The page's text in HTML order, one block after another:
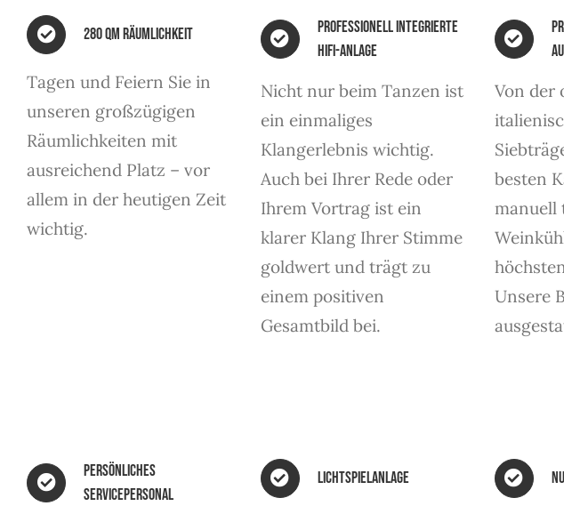
280 qm Räumlichkeit
Tagen und Feiern Sie in
unseren großzügigen
Räumlichkeiten mit
ausreichend Platz – vor
allem in der heutigen Zeit
wichtig.
Professionell integrierte
HiFi-Anlage
Nicht nur beim Tanzen ist
ein einmaliges
Klangerlebnis wichtig.
Auch bei Ihrer Rede oder
Ihrem Vortrag ist ein
klarer Klang Ihrer Stimme
goldwert und trägt zu
einem positiven
Gesamtbild bei.
Von der
besten
manuell
Unsere
Persönliches
Servicepersonal
Lichtspielanlage